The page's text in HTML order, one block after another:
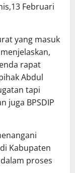
Februari
yang masuk
rapat
Abdul
tapi
juga BPSDIP
Kabupaten
proses